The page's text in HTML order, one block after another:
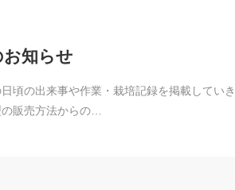
知らせ
頃の出来事や作業・栽培記録を掲載してい
販売方法からの…